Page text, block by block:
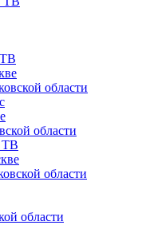
области
области
ТВ
области
области